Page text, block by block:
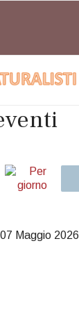
Maggio 2026